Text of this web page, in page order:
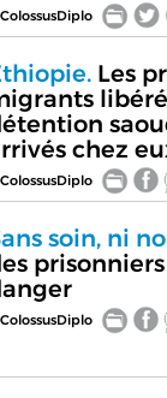
Les
chez
soin, ni